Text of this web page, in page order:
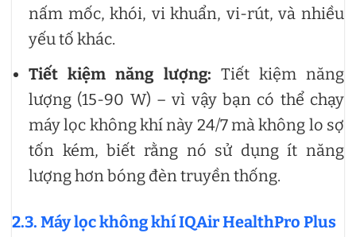
nấm mốc, khói, vi khuẩn, vi-rút, và nhiều
yếu tố khác.
Tiết kiệm năng lượng: Tiết kiệm năng
lượng (15-90 W) – vì vậy bạn có thể chạy
máy lọc không khí này 24/7 mà không lo sợ
tốn kém, biết rằng nó sử dụng ít năng
lượng hơn bóng đèn truyền thống.
2.3. Máy lọc không khí IQAir HealthPro Plus